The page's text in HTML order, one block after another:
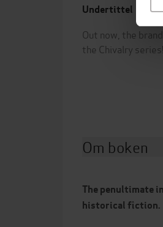
Undertittel
Out now, the
the Chivalry series!
Om boken
The penultimate
historical fiction.